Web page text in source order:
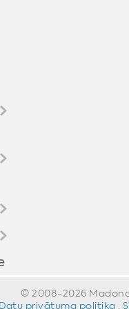
© 2008-2026
Datu privātuma politika ·